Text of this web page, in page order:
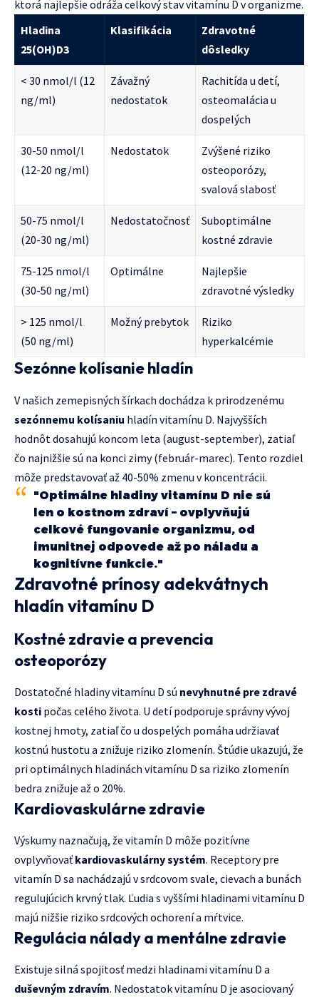
ktorá najlepšie odráža celkový stav vitamínu D v organizme.
Hladina
25(OH)D3
Klasifikácia
Zdravotné
dôsledky
< 30 nmol/l (12
ng/ml)
Závažný
nedostatok
Rachitída u detí,
osteomalácia u
dospelých
30-50 nmol/l
(12-20 ng/ml)
Nedostatok
Zvýšené riziko
osteoporózy,
svalová slabosť
50-75 nmol/l
(20-30 ng/ml)
Nedostatočnosť
Suboptimálne
kostné zdravie
75-125 nmol/l
(30-50 ng/ml)
Optimálne
Najlepšie
zdravotné výsledky
> 125 nmol/l
(50 ng/ml)
Možný prebytok
Riziko
hyperkalcémie
Sezónne kolísanie hladín
V našich zemepisných šírkach dochádza k prirodzenému
sezónnemu kolísaniu hladín vitamínu D. Najvyšších
hodnôt dosahujú koncom leta (august-september), zatiaľ
čo najnižšie sú na konci zimy (február-marec). Tento rozdiel
môže predstavovať až 40-50% zmenu v koncentrácii.
"Optimálne hladiny vitamínu D nie sú
len o kostnom zdraví – ovplyvňujú
celkové fungovanie organizmu, od
imunitnej odpovede až po náladu a
kognitívne funkcie."
Zdravotné prínosy adekvátnych
hladín vitamínu D
Kostné zdravie a prevencia
osteoporózy
Dostatočné hladiny vitamínu D sú nevyhnutné pre zdravé
kosti počas celého života. U detí podporuje správny vývoj
kostnej hmoty, zatiaľ čo u dospelých pomáha udržiavať
kostnú hustotu a znižuje riziko zlomenín. Štúdie ukazujú, že
pri optimálnych hladinách vitamínu D sa riziko zlomenín
bedra znižuje až o 20%.
Kardiovaskulárne zdravie
Výskumy naznačują, že vitamín D môže pozitívne
ovplyvňovať kardiovaskulárny systém. Receptory pre
vitamín D sa nachádzajú v srdcovom svale, cievach a bunách
regulujúcich krvný tlak. Ľudia s vyššími hladinami vitamínu D
majú nižšie riziko srdcových ochorení a mŕtvice.
Regulácia nálady a mentálne zdravie
Existuje silná spojitosť medzi hladinami vitamínu D a
duševným zdravím. Nedostatok vitamínu D je asociovaný